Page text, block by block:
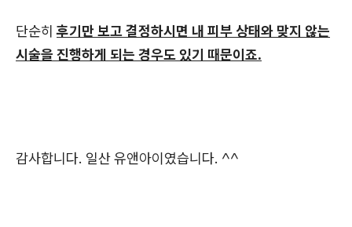
단순히후기만 보고 결정하시면 내 피부 상태와 맞지 않는
시술을 진행하게 되는 경우도 있기 때문이죠.
감사합니다. 일산 유앤아이였습니다. ^^